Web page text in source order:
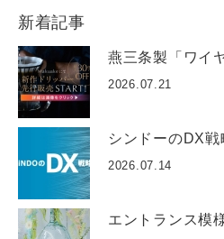
新着記事
燕三条製「ワイ
2026.07.21
シンドーのDX
2026.07.14
エントランス模